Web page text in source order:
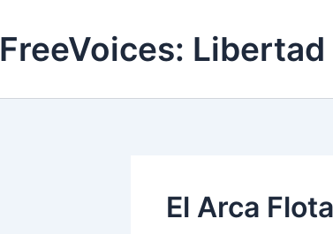
FreeVoices:
El Arca